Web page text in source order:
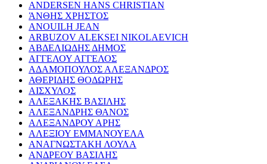
ANDERSEN HANS CHRISTIAN
ΆΝΘΗΣ ΧΡΗΣΤΟΣ
ANOUILH JEAN
ARBUZOV ALEKSEI NIKOLAEVICH
ΑΒΔΕΛΙΩΔΗΣ ΔΗΜΟΣ
ΑΓΓΕΛΟΥ ΑΓΓΕΛΟΣ
ΑΔΑΜΟΠΟΥΛΟΣ ΑΛΕΞΑΝΔΡΟΣ
ΑΘΕΡΙΔΗΣ ΘΟΔΩΡΗΣ
ΑΙΣΧΥΛΟΣ
ΑΛΕΞΑΚΗΣ ΒΑΣΙΛΗΣ
ΑΛΕΞΑΝΔΡΗΣ ΘΑΝΟΣ
ΑΛΕΞΑΝΔΡΟΥ ΑΡΗΣ
ΑΛΕΞΙΟΥ ΕΜΜΑΝΟΥΕΛΑ
ΑΝΑΓΝΩΣΤΑΚΗ ΛΟΥΛΑ
ΑΝΔΡΕΟΥ ΒΑΣΙΛΗΣ